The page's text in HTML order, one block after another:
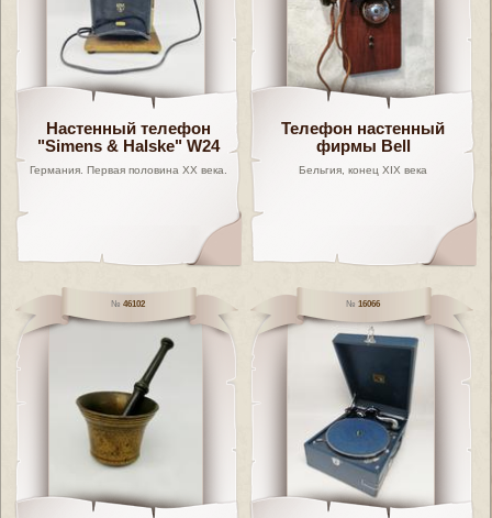
Настенный телефон
"Simens & Halske" W24
Германия. Первая половина ХХ века.
Телефон настенный
фирмы Bell
Бельгия, конец XIX века
46102 16066